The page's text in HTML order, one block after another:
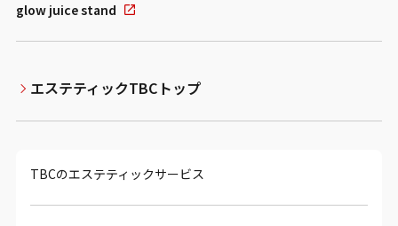
glow juice stand
エステティックTBCトップ
TBCのエステティックサービス